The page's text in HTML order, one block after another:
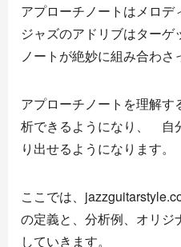
アプローチノートはメロデ
ジャズのアドリブはター
ノートが絶妙に組み合わさ
アプローチノートを理解
析できるようになり、 自
り出せるようになります。
ここでは、
の定義と、分析例、オリジ
していきます。